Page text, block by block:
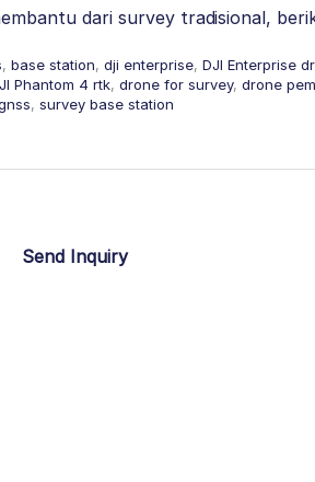
dari survey tradisional,
, base station, dji enterprise, DJI Enterprise
Phantom 4 rtk, drone for survey, drone
, survey base station
Send Inquiry